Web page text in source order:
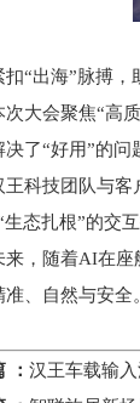
出海”脉搏，
会聚焦“高质
决了“好用”的问
技团队与客户
生态扎根”的交
随着AI在座舱
、自然与安全。
： 汉王车载输